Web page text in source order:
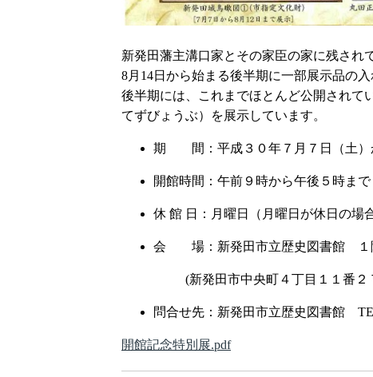
新発田藩主溝口家とその家臣の家に残され
8月14日から始まる後半期に一部展示品の入
後半期には、これまでほとんど公開されて
てずびょうぶ）を展示しています。
期 間：平成３０年７月７日（土）
開館時間：午前９時から午後５時まで
休 館 日：月曜日（月曜日が休日の場
会 場：新発田市立歴史図書館 １
(新発田市中央町４丁目１１番２７
問合せ先：新発田市立歴史図書館
開館記念特別展.pdf